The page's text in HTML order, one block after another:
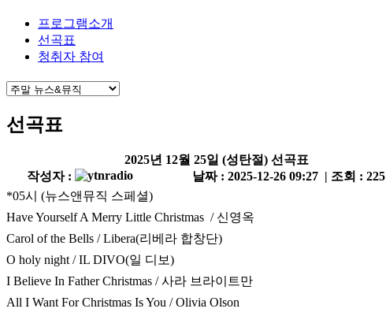
프로그램소개
선곡표
청취자 참여
선곡표
2025년 12월 25일 (성탄절) 선곡표
작성자 :
날짜 : 2025-12-26 09:27 | 조회 : 225
*05시 (뉴스앤뮤직 스페셜)
Have Yourself A Merry Little Christmas / 신영옥
Carol of the Bells / Libera(리베라 합창단)
O holy night / IL DIVO(일 디보)
I Believe In Father Christmas / 사라 브라이트만
All I Want For Christmas Is You / Olivia Olson